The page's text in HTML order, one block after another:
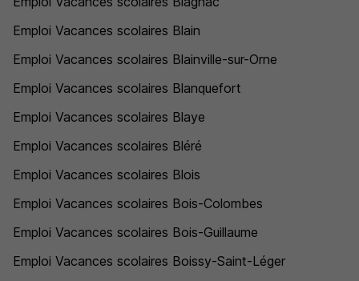
Emploi Vacances scolaires Blain
Emploi Vacances scolaires Blainville-sur-Orne
Emploi Vacances scolaires Blanquefort
Emploi Vacances scolaires Blaye
Emploi Vacances scolaires Bléré
Emploi Vacances scolaires Blois
Emploi Vacances scolaires Bois-Colombes
Emploi Vacances scolaires Bois-Guillaume
Emploi Vacances scolaires Boissy-Saint-Léger